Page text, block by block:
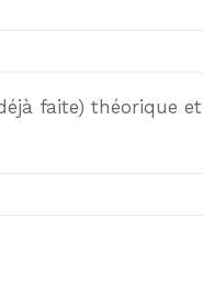
faite) théorique et